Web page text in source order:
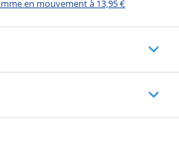
en mouvement à 13,95 €